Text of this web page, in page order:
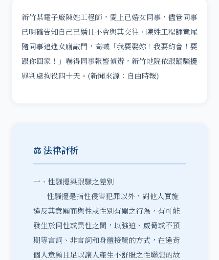
新竹某電子廠陳姓工程師，愛上已婚女同事，儘管同事
已明確告知自己已婚且不會與其交往，陳姓工程師竟尾
隨同事追進女廁敲門，高喊「我要娶妳！我要約會！要
跟你回家！」嚇得同事報警偵辦，新竹地院依跟蹤騷擾
罪判處拘役四十天。(新聞來源：自由時報)
⚖️ 法律評析
一、性騷擾與跟騷之差別
性騷擾是指性侵害犯罪以外，對他人實施
違反其意願而與性或性別有關之行為，有可能
發生於同性或異性之間，以強迫、威脅或不預
期等言詞、非言詞和身體接觸的方式，在違背
個人意願且足以讓人產生不舒服之性聯想的故